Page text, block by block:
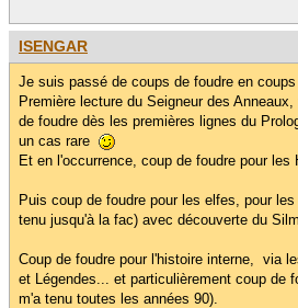
ISENGAR
Je suis passé de coups de foudre en coups
Première lecture du Seigneur des
de foudre dès les premières lignes du
un cas rare
Et en l'occurrence, coup de foudre pour les
Puis coup de foudre pour les elfes, pour
tenu jusqu'à la fac) avec découverte du
Coup de foudre pour l'histoire interne, via
et Légendes... et particulièrement coup de
m'a tenu toutes les années 90).